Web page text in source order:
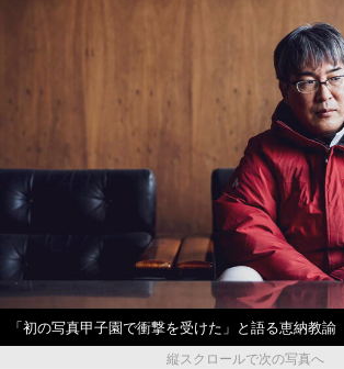
「初の写真甲子園で衝撃を受けた」と語る恵納教諭
縦スクロールで次の写真へ